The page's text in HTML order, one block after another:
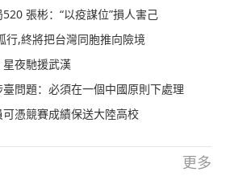
張彬：“以疫謀位”損人害己
行,終將把台灣同胞推向險境
夜馳援武漢
問題：必須在一個中國原則下處理
憑競賽成績保送大陸高校
更多